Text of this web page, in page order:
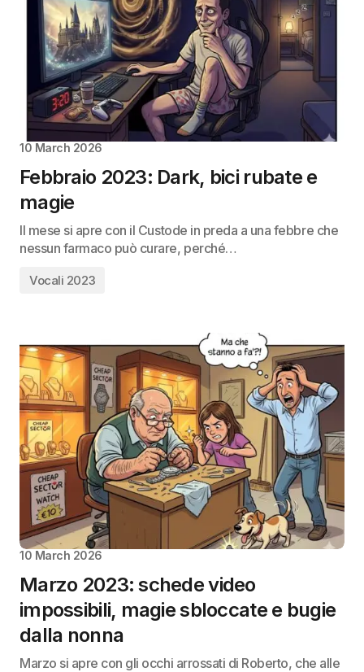
10 March 2026
Febbraio 2023: Dark, bici rubate e
magie
Il mese si apre con il Custode in preda a una febbre che
nessun farmaco può curare, perché…
Vocali 2023
10 March 2026
Marzo 2023: schede video
impossibili, magie sbloccate e bugie
dalla nonna
Marzo si apre con gli occhi arrossati di Roberto, che alle